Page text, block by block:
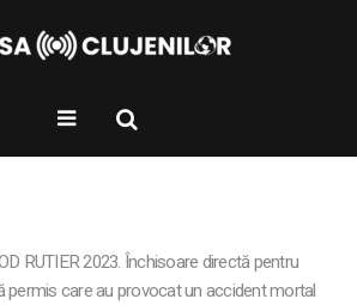
RUTIER 2023. Închisoare directă pentru
permis care au provocat un accident mortal